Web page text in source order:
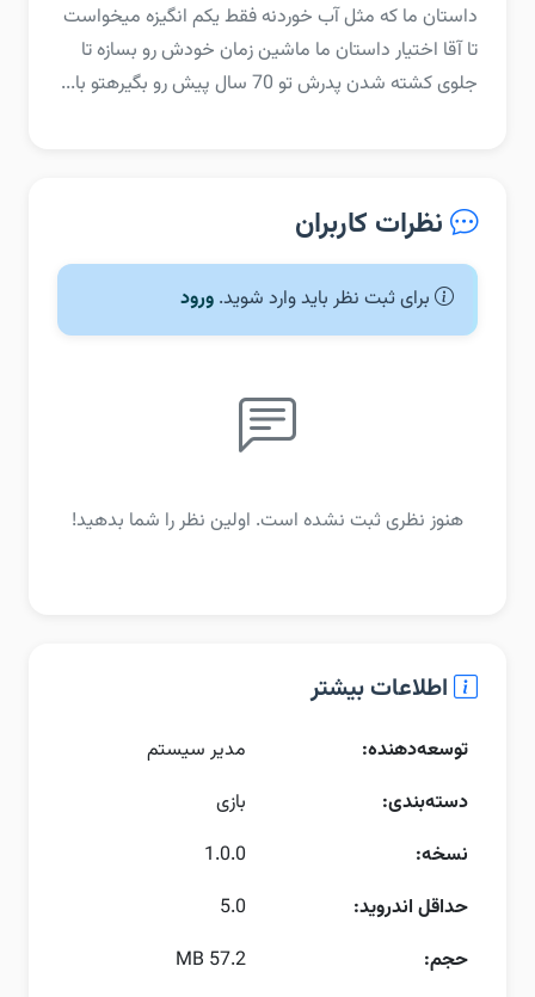
داستان ما که مثل آب خوردنه فقط یکم انگیزه میخواست
تا آقا اختیار داستان ما ماشین زمان خودش رو بسازه تا
جلوی کشته شدن پدرش تو 70 سال پیش رو بگیره‏تو با...
نظرات کاربران
برای ثبت نظر باید وارد شوید. ورود
هنوز نظری ثبت نشده است. اولین نظر را شما بدهید!
اطلاعات بیشتر
توسعه‌دهنده:
مدیر سیستم
دسته‌بندی:
بازی
نسخه:
1.0.0
حداقل اندروید:
5.0
حجم:
57.2 MB